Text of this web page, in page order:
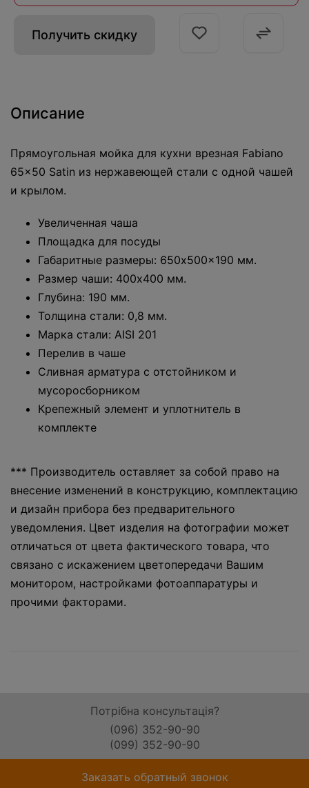
Получить скидку
Описание
Прямоугольная мойка для кухни врезная Fabiano
65x50 Satin из нержавеющей стали с одной чашей
и крылом.
Увеличенная чаша
Площадка для посуды
Габаритные размеры: 650x500x190 мм.
Размер чаши: 400x400 мм.
Глубина: 190 мм.
Толщина стали: 0,8 мм.
Марка стали: AISI 201
Перелив в чаше
Сливная арматура с отстойником и
мусоросборником
Крепежный элемент и уплотнитель в
комплекте
*** Производитель оставляет за собой право на
внесение изменений в конструкцию, комплектацию
и дизайн прибора без предварительного
уведомления. Цвет изделия на фотографии может
отличаться от цвета фактического товара, что
связано с искажением цветопередачи Вашим
монитором, настройками фотоаппаратуры и
прочими факторами.
Потрібна консультація?
(096) 352-90-90
(099) 352-90-90
Заказать обратный звонок